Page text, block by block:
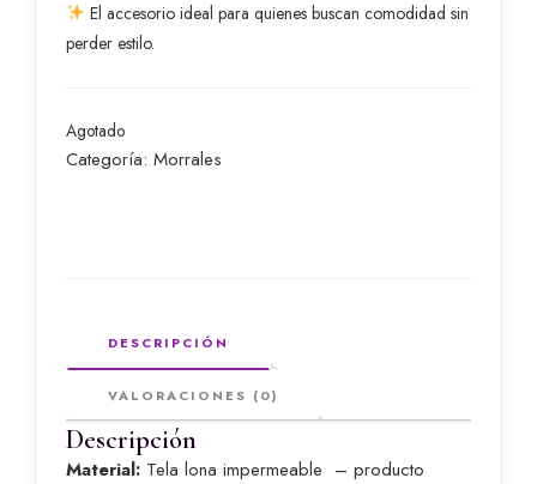
El accesorio ideal para quienes buscan comodidad sin
perder estilo.
Agotado
Categoría: Morrales
DESCRIPCIÓN
VALORACIONES (0)
Descripción
Material: Tela lona impermeable – producto